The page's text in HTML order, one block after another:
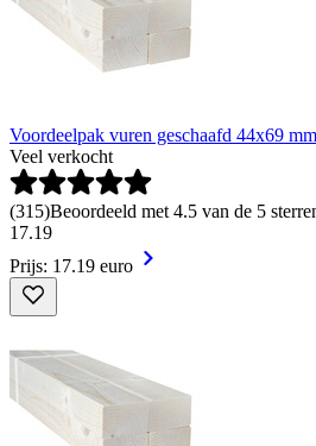
Voordeelpak vuren geschaafd 44x69
Veel verkocht
(315)Beoordeeld met 4.5 van de 5
17.19
Prijs: 17.19 euro